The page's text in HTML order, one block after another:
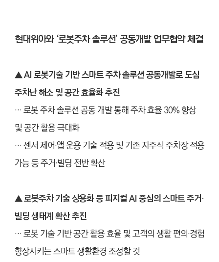
현대위아와 ‘로봇주차 솔루션’ 공동개발 업무협약 체결
▲ AI 로봇기술 기반 스마트 주차 솔루션 공동개발로 도심
주차난 해소 및 공간 효율화 추진
… 로봇 주차 솔루션 공동 개발 통해 주차 효율 30% 향상
및 공간 활용 극대화
… 센서 제어·앱 운용 기술 적용 및 기존 자주식 주차장 적용
가능 등 주거·빌딩 전반 확산
▲로봇주차 기술 상용화 등 피지컬 AI 중심의 스마트 주거·
빌딩 생태계 확산 추진
… 로봇 기술 기반 공간 활용 효율 및 고객의 생활 편의·경험
향상시키는 스마트 생활환경 조성할 것